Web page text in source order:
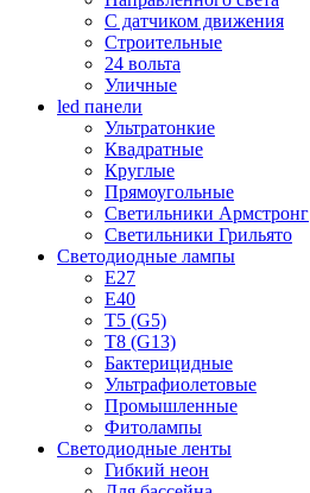
С датчиком движения
Строительные
24 вольта
Уличные
led панели
Ультратонкие
Квадратные
Круглые
Прямоугольные
Светильники Армстронг
Светильники Грильято
Светодиодные лампы
E27
Е40
T5 (G5)
T8 (G13)
Бактерицидные
Ультрафиолетовые
Промышленные
Фитолампы
Светодиодные ленты
Гибкий неон